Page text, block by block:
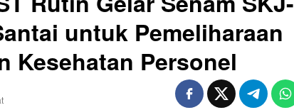
untuk Pemeliharaan
Kesehatan Personel